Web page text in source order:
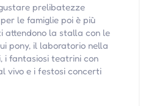
prelibatezze
le famiglie poi è più
attendono la stalla con le
pony, il laboratorio nella
i fantasiosi teatrini con
vivo e i festosi concerti